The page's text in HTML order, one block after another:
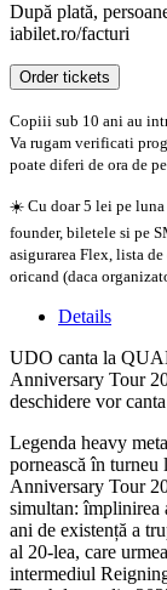
După plată,
iabilet.ro/facturi
Order tickets
Copiii sub 10 ani au
Va rugam verificati
poate diferi de ora de
☀️ Cu doar 5 lei pe
founder, biletele si pe
asigurarea Flex, lista
oricand (daca
Details
UDO canta la
Anniversary Tour
deschidere vor
Legenda heavy
pornească în
Anniversary Tour
simultan: împlinirea
ani de existență a
al 20-lea, care
intermediul